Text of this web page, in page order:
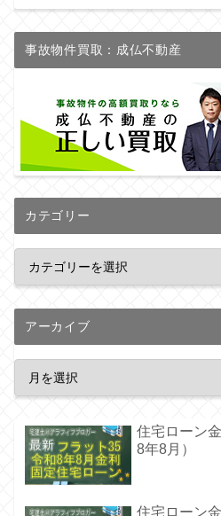
事故物件買取：成仏不動産
カテゴリー
アーカイブ
住宅ローン
8年8月）
住宅ローン